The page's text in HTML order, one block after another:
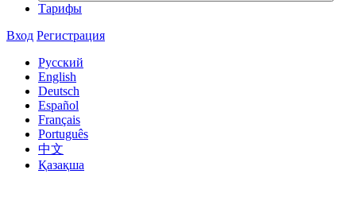
Тарифы
Вход Регистрация
Русский
English
Deutsch
Español
Français
Português
中文
Қазақша